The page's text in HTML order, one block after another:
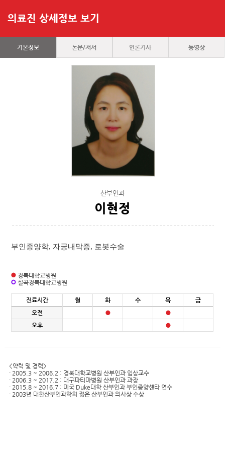
의료진 상세정보 보기
기본정보 논문/저서 언론기사 동영상
산부인과
이현정
부인종양학, 자궁내막증, 로봇수술
경북대학교병원
칠곡경북대학교병원
진료시간 월 화 수 목
금
오전
오후
<약력 및 경력>
· 2005.3 ~ 2006.2 : 경북대학교병원 산부인과 임상교수
· 2006.3 ~ 2017.2 : 대구파티마병원 산부인과 과장
· 2015.8 ~ 2016.7 : 미국 Duke대학 산부인과 부인종양센타 연수
· 2003년 대한산부인과학회 젊은 산부인과 의사상 수상